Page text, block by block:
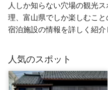
人しか知らない穴場の観光
理、富山県でしか楽しむこと
宿泊施設の情報を詳しく紹介
人気のスポット